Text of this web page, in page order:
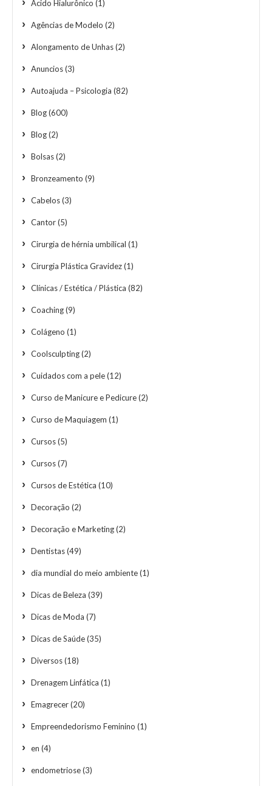
Ácido Hialurônico (1)
Agências de Modelo (2)
Alongamento de Unhas(2)
Anuncios(3)
Autoajuda – Psicologia (82)
Blog(600)
Blog(2)
Bolsas(2)
Bronzeamento (9)
Cabelos(3)
Cantor(5)
Cirurgia de hérnia umbilical (1)
Cirurgia Plástica Gravidez(1)
Clínicas / Estética / Plástica (82)
Coaching(9)
Colágeno (1)
Coolsculpting(2)
Cuidados com a pele(12)
Curso de Manicure e Pedicure(2)
Curso de Maquiagem (1)
Cursos(5)
Cursos(7)
Cursos de Estética (10)
Decoração (2)
Decoração e Marketing(2)
Dentistas(49)
dia mundial do meio ambiente(1)
Dicas de Beleza (39)
Dicas de Moda (7)
Dicas de Saúde(35)
Diversos(18)
Drenagem Linfática (1)
Emagrecer(20)
Empreendedorismo Feminino (1)
en (4)
endometriose(3)